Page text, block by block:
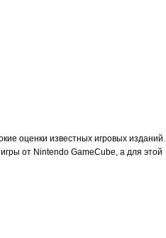
оценки известных игровых изданий.
от Nintendo GameCube, а для этой